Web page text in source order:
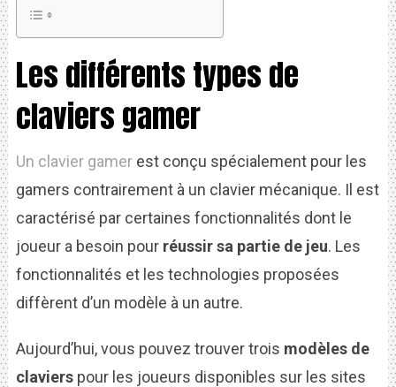
Les différents types de
claviers gamer
Un clavier gamerest conçu spécialement pour les
gamers contrairement à un clavier mécanique. Il est
caractérisé par certaines fonctionnalités dont le
joueur a besoin pour réussir sa partie de jeu. Les
fonctionnalités et les technologies proposées
diffèrent d’un modèle à un autre.
Aujourd’hui, vous pouvez trouver trois modèles de
clavierspour les joueurs disponibles sur les sites